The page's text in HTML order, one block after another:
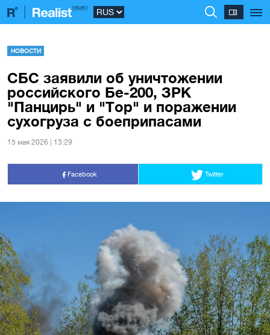
НОВОСТИ
СБС заявили об уничтожении
российского Бе-200, ЗРК
"Панцирь" и "Тор" и поражении
сухогруза с боеприпасами
15 мая 2026 | 13:29
Facebook Twitter